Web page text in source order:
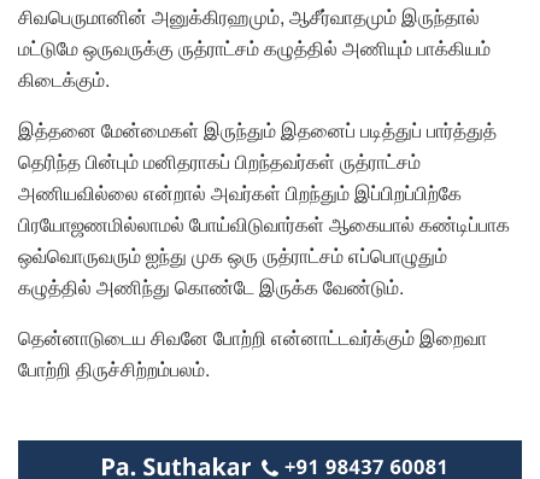
சிவபெருமானின் அனுக்கிரஹமும், ஆசீர்வாதமும் இருந்தால்
மட்டுமே ஒருவருக்கு ருத்ராட்சம் கழுத்தில் அணியும் பாக்கியம்
கிடைக்கும்.
இத்தனை மேன்மைகள் இருந்தும் இதனைப் படித்துப் பார்த்துத்
தெரிந்த பின்பும் மனிதராகப் பிறந்தவர்கள் ருத்ராட்சம்
அணியவில்லை என்றால் அவர்கள் பிறந்தும் இப்பிறப்பிற்கே
பிரயோஜணமில்லாமல் போய்விடுவார்கள் ஆகையால் கண்டிப்பாக
ஒவ்வொருவரும் ஐந்து முக ஒரு ருத்ராட்சம் எப்பொழுதும்
கழுத்தில் அணிந்து கொண்டே இருக்க வேண்டும்.
தென்னாடுடைய சிவனே போற்றி என்னாட்டவர்க்கும் இறைவா
போற்றி திருச்சிற்றம்பலம்.